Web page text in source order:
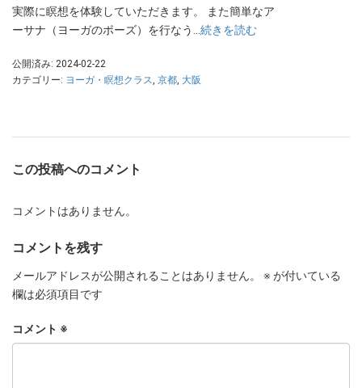
実際に瞑想を体験していただきます。 また簡単なア
ーサナ（ヨーガのポーズ）を行なう… 続きを読む
公開済み: 2024-02-22
カテゴリー: ヨーガ・瞑想クラス, 京都, 大阪
この投稿へのコメント
コメントはありません。
コメントを残す
メールアドレスが公開されることはありません。 ※ が付いている
欄は必須項目です
コメント ※